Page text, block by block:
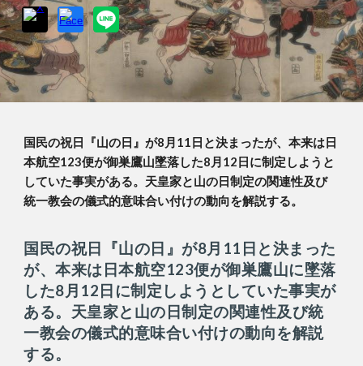
国民の祝日『山の日』が8月11日と決まったが、本来は日
本航空123便が御巣鷹山墜落した8月12日に制定しようと
していた事実がある。天皇家と山の日制定の関連性及び
統一教会の儀式的意味合い付けの動向を解説する。
国民の祝日『山の日』が8月11日と決まった
が、本来は日本航空123便が御巣鷹山に墜落
した8月12日に制定しようとしていた事実が
ある。天皇家と山の日制定の関連性及び統
一教会の儀式的意味合い付けの動向を解説
する。